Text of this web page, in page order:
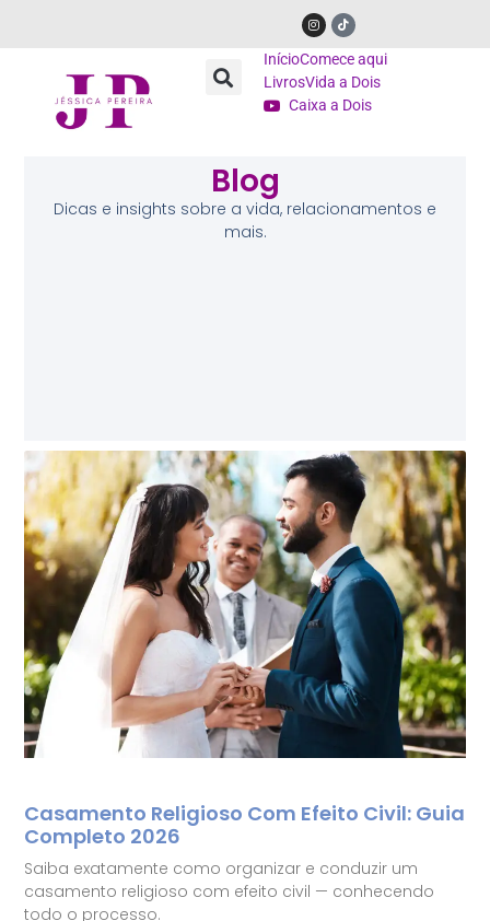
InícioComece aqui
LivrosVida a Dois
Caixa a Dois
Blog
Dicas e insights sobre a vida, relacionamentos e
mais.
Casamento Religioso Com Efeito Civil: Guia
Completo 2026
Saiba exatamente como organizar e conduzir um
casamento religioso com efeito civil — conhecendo
todo o processo.